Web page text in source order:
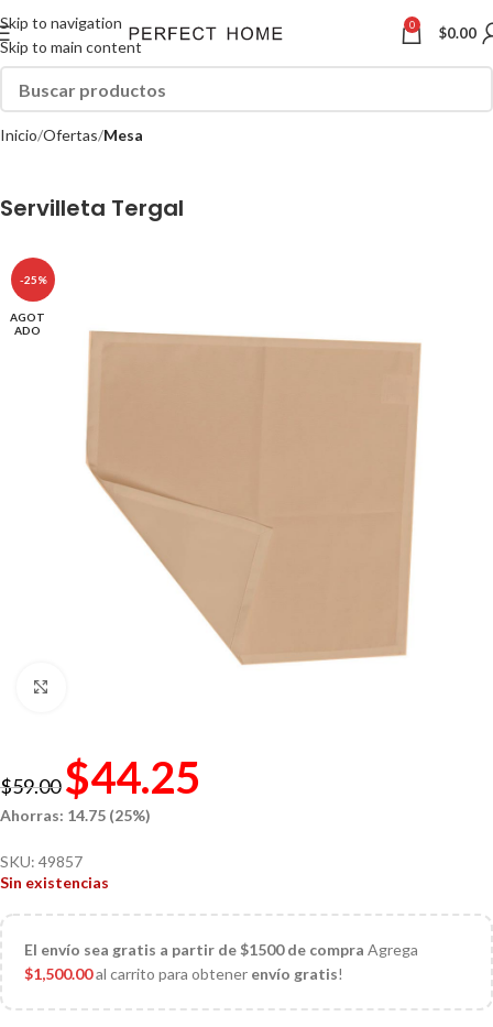
Skip to navigation
Skip to main content
0 $0.00
Inicio Ofertas Mesa
Servilleta Tergal
-25%
AGOT
ADO
$59.00 $44.25
Ahorras: 14.75 (25%)
SKU: 49857
Sin existencias
El envío sea gratis a partir de $1500 de compra Agrega
$1,500.00al carrito para obtener envío gratis!